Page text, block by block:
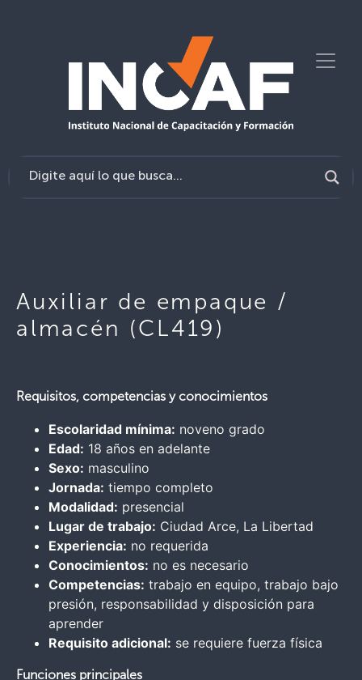
Auxiliar de empaque /
almacén (CL419)
Requisitos, competencias y conocimientos
Escolaridad mínima: noveno grado
Edad: 18 años en adelante
Sexo: masculino
Jornada: tiempo completo
Modalidad: presencial
Lugar de trabajo: Ciudad Arce, La Libertad
Experiencia: no requerida
Conocimientos: no es necesario
Competencias: trabajo en equipo, trabajo bajo
presión, responsabilidad y disposición para
aprender
Requisito adicional: se requiere fuerza física
Funciones principales